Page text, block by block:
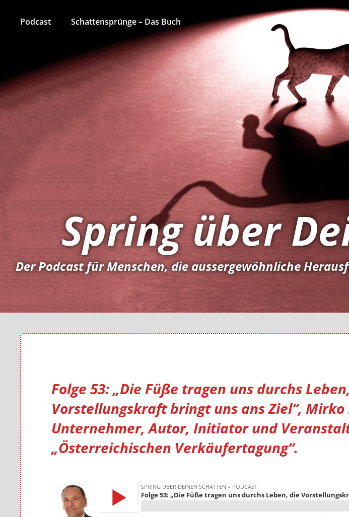
Podcast Schattensprünge – Das Buch
Spring über
Der Podcast für Menschen, die aussergewöhnliche
Folge 53: „Die Füße tragen uns durchs
Vorstellungskraft bringt uns ans Ziel“, Mirko
Unternehmer, Autor, Initiator und
„Österreichischen Verkäufertagung“.